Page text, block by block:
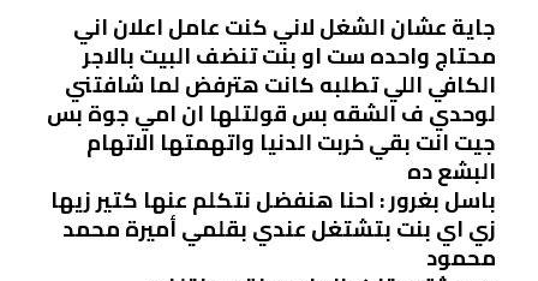
جاية عشان الشغل لاني كنت عامل اعلان اني
محتاج واحده ست او بنت تنضف البيت بالاجر
الكافي اللي تطلبه كانت هترفض لما شافتني
لوحدي ف الشقه بس قولتلها ان امي جوة بس
جيت انت بقي خربت الدنيا واتهمتها الاتهام
البشع ده
باسل بغرور : احنا هنفضل نتكلم عنها كتير زيها
زي اي بنت بتشتغل عندي بقلمي أميرة محمد
محمود